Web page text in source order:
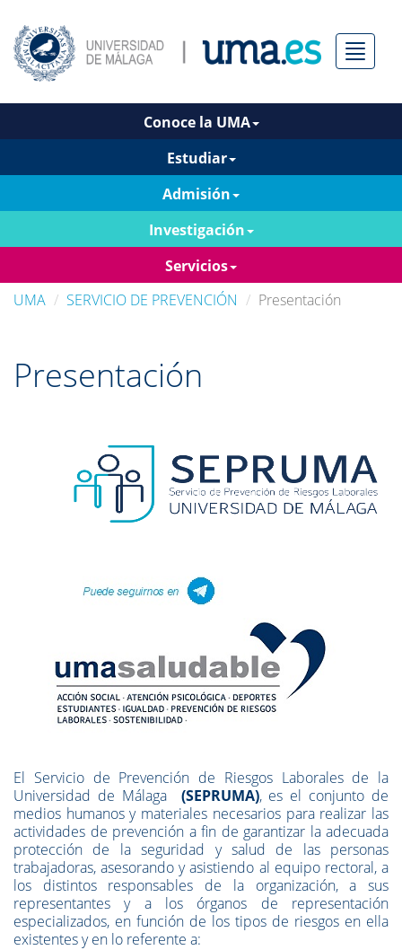
Menú
Conoce la UMA
Estudiar
Admisión
Investigación
Servicios
UMA
SERVICIO DE PREVENCIÓN Presentación
Presentación
El Servicio de Prevención de Riesgos Laborales de la
Universidad de Málaga (SEPRUMA), es el conjunto de
medios humanos y materiales necesarios para realizar las
actividades de prevención a fin de garantizar la adecuada
protección de la seguridad y salud de las personas
trabajadoras, asesorando y asistiendo al equipo rectoral, a
los distintos responsables de la organización, a sus
representantes y a los órganos de representación
especializados, en función de los tipos de riesgos en ella
existentes y en lo referente a: